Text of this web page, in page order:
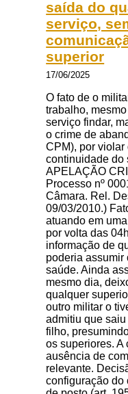
saída do
serviço,
superior
17/06/2025
O fato de o
trabalho,
serviço findar,
o crime de
CPM), por violar
continuidade do
APELAÇÃO
Processo nº
Câmara. Rel.
09/03/2010.)
atuando em
por volta das
informação de
poderia assumir
saúde. Ainda
mesmo dia,
qualquer
outro militar o
admitiu que
filho,
os superiores. A
ausência de
relevante.
configuração do